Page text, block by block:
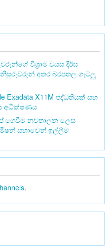
විශ්‍රාම වයස දීර්ඝ
අතර බරපතල ගැටලු
Exadata X11M පද්ධතියක් සහ
අධීක්ෂණය
ගෙවීම නවතාලන ලෙස
සභාවෙන් ඉල්ලීම
.